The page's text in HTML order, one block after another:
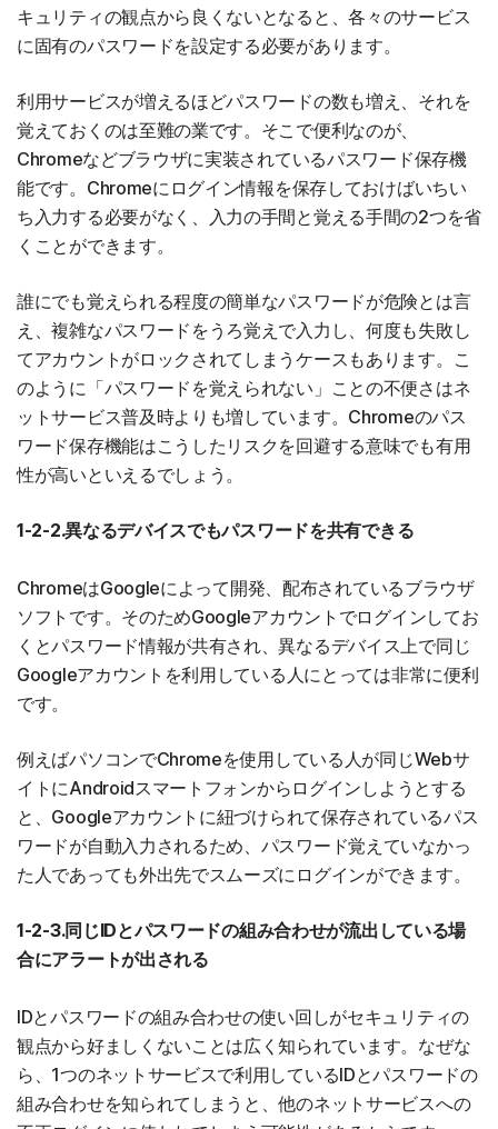
キュリティの観点から良くないとなると、各々のサービス
に固有のパスワードを設定する必要があります。
利用サービスが増えるほどパスワードの数も増え、それを
覚えておくのは至難の業です。そこで便利なのが、
Chromeなどブラウザに実装されているパスワード保存機
能です。Chromeにログイン情報を保存しておけばいちい
ち入力する必要がなく、入力の手間と覚える手間の2つを省
くことができます。
誰にでも覚えられる程度の簡単なパスワードが危険とは言
え、複雑なパスワードをうろ覚えで入力し、何度も失敗し
てアカウントがロックされてしまうケースもあります。こ
のように「パスワードを覚えられない」ことの不便さはネ
ットサービス普及時よりも増しています。Chromeのパス
ワード保存機能はこうしたリスクを回避する意味でも有用
性が高いといえるでしょう。
1-2-2.異なるデバイスでもパスワードを共有できる
ChromeはGoogleによって開発、配布されているブラウザ
ソフトです。そのためGoogleアカウントでログインしてお
くとパスワード情報が共有され、異なるデバイス上で同じ
Googleアカウントを利用している人にとっては非常に便利
です。
例えばパソコンでChromeを使用している人が同じWebサ
イトにAndroidスマートフォンからログインしようとする
と、Googleアカウントに紐づけられて保存されているパス
ワードが自動入力されるため、パスワード覚えていなかっ
た人であっても外出先でスムーズにログインができます。
1-2-3.同じIDとパスワードの組み合わせが流出している場
合にアラートが出される
IDとパスワードの組み合わせの使い回しがセキュリティの
観点から好ましくないことは広く知られています。なぜな
ら、1つのネットサービスで利用しているIDとパスワードの
組み合わせを知られてしまうと、他のネットサービスへの